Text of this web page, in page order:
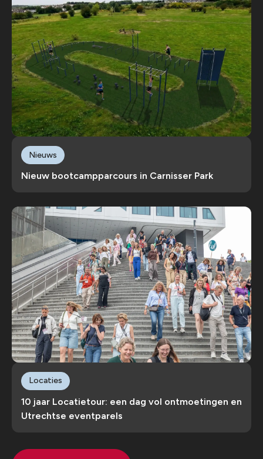
Nieuw bootcampparcours in Carnisser Park
Nieuws
10 jaar Locatietour: een dag vol ontmoetingen en
Utrechtse eventparels
Locaties